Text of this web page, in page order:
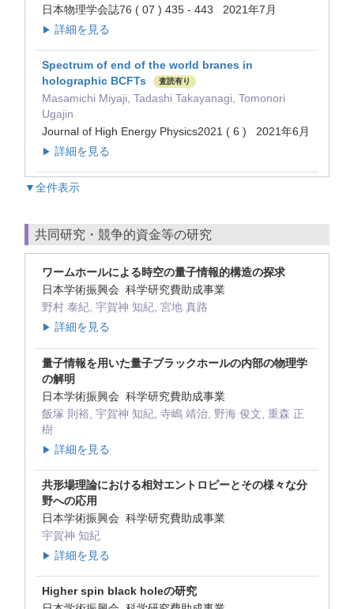
日本物理学会誌76 ( 07 ) 435 - 443 2021年7月
▶ 詳細を見る
Spectrum of end of the world branes in
holographic BCFTs
査読有り
Masamichi Miyaji, Tadashi Takayanagi, Tomonori
Ugajin
Journal of High Energy Physics2021 ( 6 ) 2021年6月
▶ 詳細を見る
▼全件表示
共同研究・競争的資金等の研究
ワームホールによる時空の量子情報的構造の探求
日本学術振興会 科学研究費助成事業
野村 泰紀, 宇賀神 知紀, 宮地 真路
▶ 詳細を見る
量子情報を用いた量子ブラックホールの内部の物理学
の解明
日本学術振興会 科学研究費助成事業
飯塚 則裕, 宇賀神 知紀, 寺嶋 靖治, 野海 俊文, 重森 正
樹
▶ 詳細を見る
共形場理論における相対エントロピーとその様々な分
野への応用
日本学術振興会 科学研究費助成事業
宇賀神 知紀
▶ 詳細を見る
Higher spin black holeの研究